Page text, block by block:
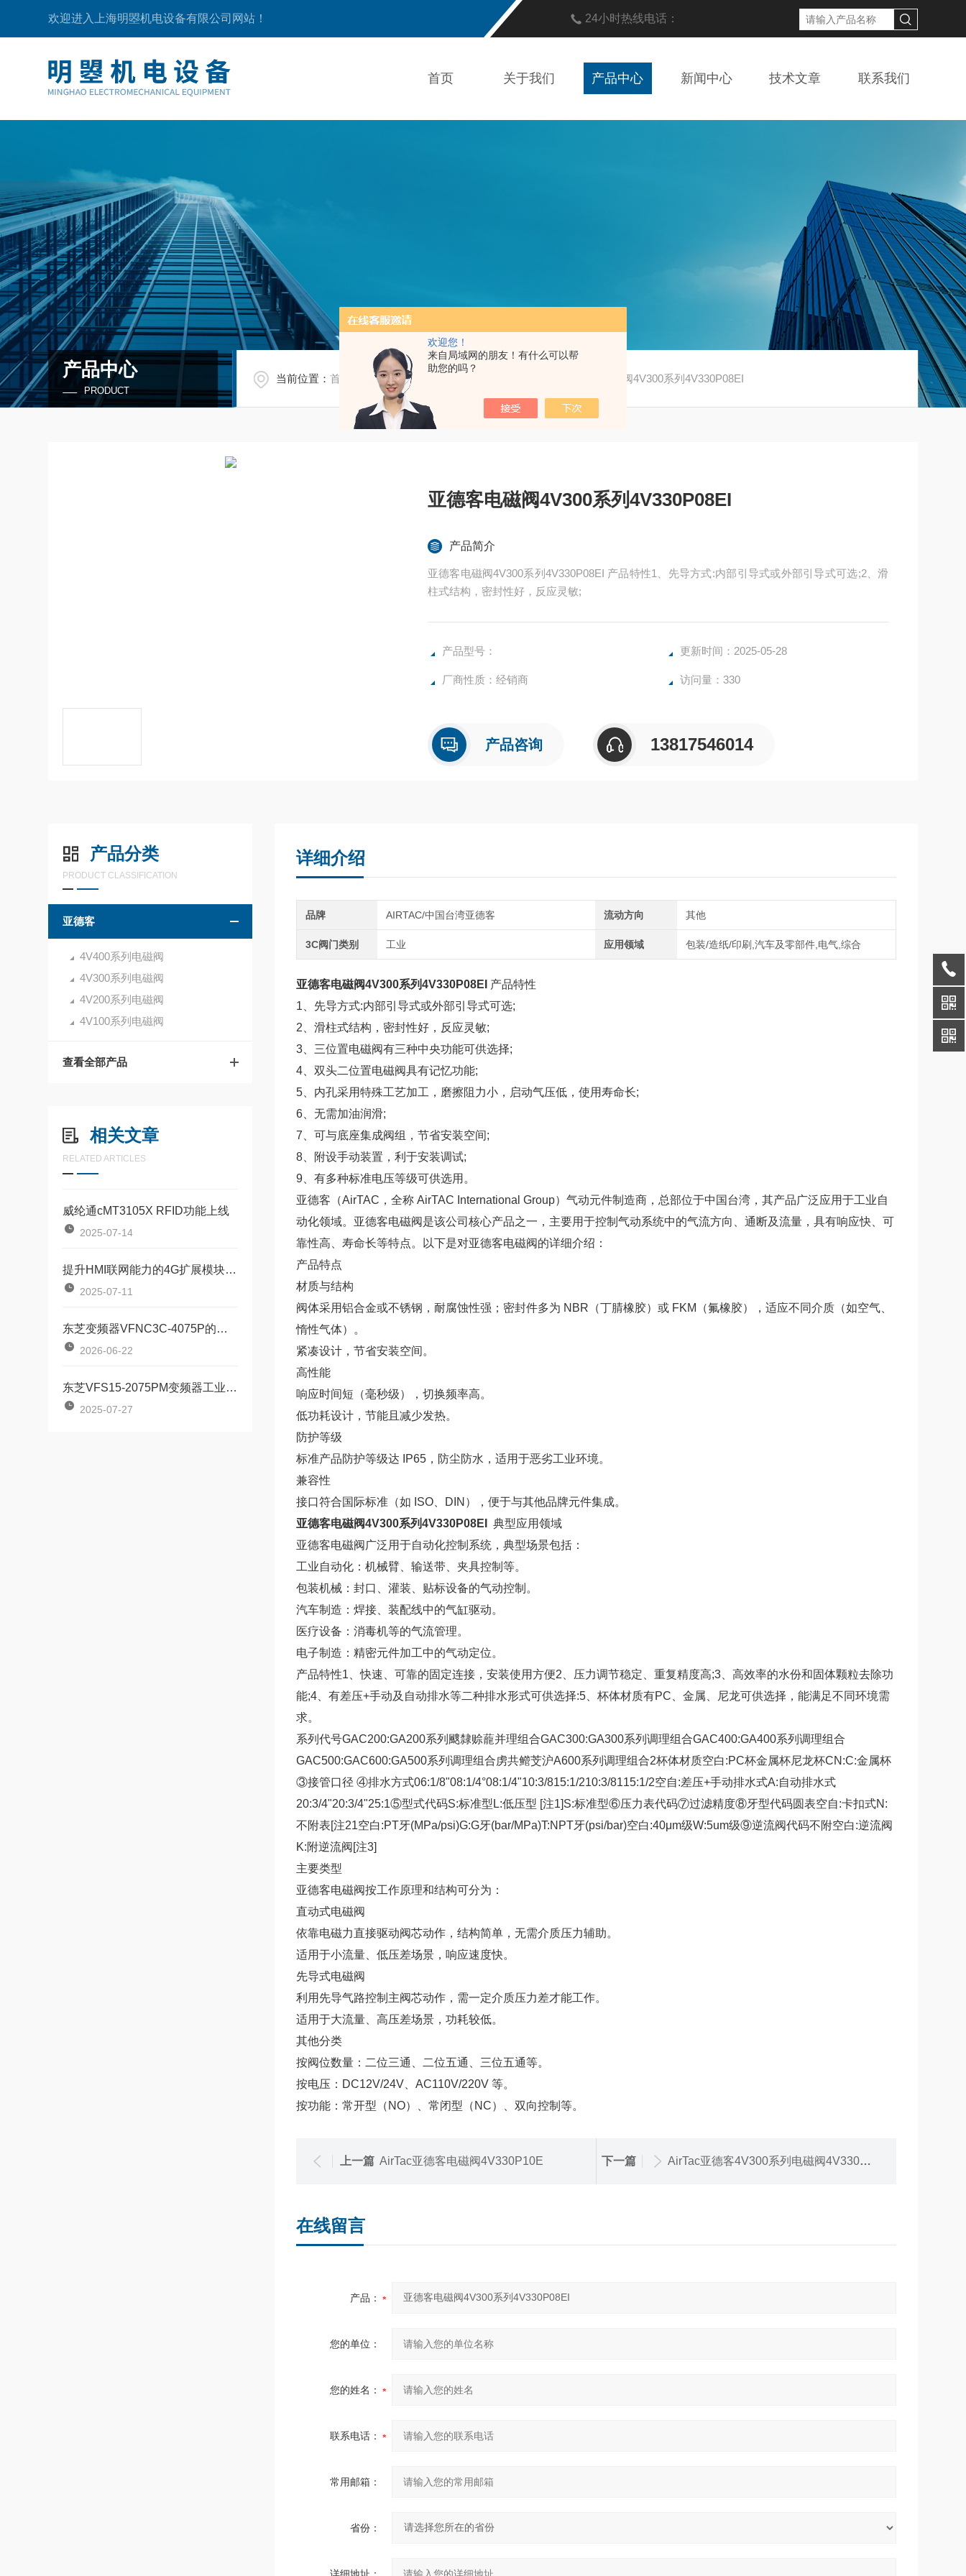
欢迎您！
来自局域网的朋友！有什么可以帮
助您的吗？
欢迎进入上海明曌机电设备有限公司网站！ 24小时热线电话：
首页 关于我们 产品中心 新闻中心 技术文章 联系我们
产品中心
PRODUCT
当前位置：首页 产品中心/ / 亚德客电磁阀4V300系列4V330P08EI
亚德客电磁阀4V300系列4V330P08EI
产品简介
亚德客电磁阀4V300系列4V330P08EI 产品特性1、先导方式:内部引导式或外部引导式可选;2、滑
柱式结构，密封性好，反应灵敏;
产品型号： 更新时间：2025-05-28
厂商性质：经销商 访问量：330
产品咨询 13817546014
产品分类
PRODUCT CLASSIFICATION
亚德客
4V400系列电磁阀
4V300系列电磁阀
4V200系列电磁阀
4V100系列电磁阀
查看全部产品
相关文章
RELATED ARTICLES
威纶通cMT3105X RFID功能上线
2025-07-14
提升HMI联网能力的4G扩展模块M01
2025-07-11
东芝变频器VFNC3C-4075P的再生制动电阻怎么配
2026-06-22
东芝VFS15-2075PM变频器工业动力系统的“智慧节能引擎”
2025-07-27
详细介绍
品牌 AIRTAC/中国台湾亚德客 流动方向 其他
3C阀门类别 工业 应用领域 包装/造纸/印刷,汽车及零部件,电气,综合
亚德客电磁阀4V300系列4V330P08EI 产品特性
1、先导方式:内部引导式或外部引导式可选;
2、滑柱式结构，密封性好，反应灵敏;
3、三位置电磁阀有三种中央功能可供选择;
4、双头二位置电磁阀具有记忆功能;
5、内孔采用特殊工艺加工，磨擦阻力小，启动气压低，使用寿命长;
6、无需加油润滑;
7、可与底座集成阀组，节省安装空间;
8、附设手动装置，利于安装调试;
9、有多种标准电压等级可供选用。
亚德客（AirTAC，全称 AirTAC International Group）气动元件制造商，总部位于中国台湾，其产品广泛应用于工业自
动化领域。亚德客电磁阀是该公司核心产品之一，主要用于控制气动系统中的气流方向、通断及流量，具有响应快、可
靠性高、寿命长等特点。以下是对亚德客电磁阀的详细介绍：
产品特点
材质与结构
阀体采用铝合金或不锈钢，耐腐蚀性强；密封件多为 NBR（丁腈橡胶）或 FKM（氟橡胶），适应不同介质（如空气、
惰性气体）。
紧凑设计，节省安装空间。
高性能
响应时间短（毫秒级），切换频率高。
低功耗设计，节能且减少发热。
防护等级
标准产品防护等级达 IP65，防尘防水，适用于恶劣工业环境。
兼容性
接口符合国际标准（如 ISO、DIN），便于与其他品牌元件集成。
亚德客电磁阀4V300系列4V330P08EI
典型应用领域
亚德客电磁阀广泛用于自动化控制系统，典型场景包括：
工业自动化：机械臂、输送带、夹具控制等。
包装机械：封口、灌装、贴标设备的气动控制。
汽车制造：焊接、装配线中的气缸驱动。
医疗设备：消毒机等的气流管理。
电子制造：精密元件加工中的气动定位。
产品特性1、快速、可靠的固定连接，安装使用方便2、压力调节稳定、重复精度高;3、高效率的水份和固体颗粒去除功
能;4、有差压+手动及自动排水等二种排水形式可供选择:5、杯体材质有PC、金属、尼龙可供选择，能满足不同环境需
求。
系列代号GAC200:GA200系列颼隸赊蘢并理组合GAC300:GA300系列调理组合GAC400:GA400系列调理组合
GAC500:GAC600:GA500系列调理组合虏共鳤芠沪A600系列调理组合2杯体材质空白:PC杯金属杯尼龙杯CN:C:金属杯
③接管口径 ④排水方式06:1/8"08:1/4°08:1/4"10:3/815:1/210:3/8115:1/2空自:差压+手动排水式A:自动排水式
20:3/4"20:3/4"25:1⑤型式代码S:标准型L:低压型 [注1]S:标准型⑥压力表代码⑦过滤精度⑧牙型代码圆表空自:卡扣式N:
不附表[注21空白:PT牙(MPa/psi)G:G牙(bar/MPa)T:NPT牙(psi/bar)空白:40μm级W:5um级⑨逆流阀代码不附空白:逆流阀
K:附逆流阀[注3]
主要类型
亚德客电磁阀按工作原理和结构可分为：
直动式电磁阀
依靠电磁力直接驱动阀芯动作，结构简单，无需介质压力辅助。
适用于小流量、低压差场景，响应速度快。
先导式电磁阀
利用先导气路控制主阀芯动作，需一定介质压力差才能工作。
适用于大流量、高压差场景，功耗较低。
其他分类
按阀位数量：二位三通、二位五通、三位五通等。
按电压：DC12V/24V、AC110V/220V 等。
按功能：常开型（NO）、常闭型（NC）、双向控制等。
上一篇 AirTac亚德客电磁阀4V330P10E 下一篇 AirTac亚德客4V300系列电磁阀4V330C10E
在线留言
产品：
您的单位：
您的姓名：
联系电话：
常用邮箱：
省份：